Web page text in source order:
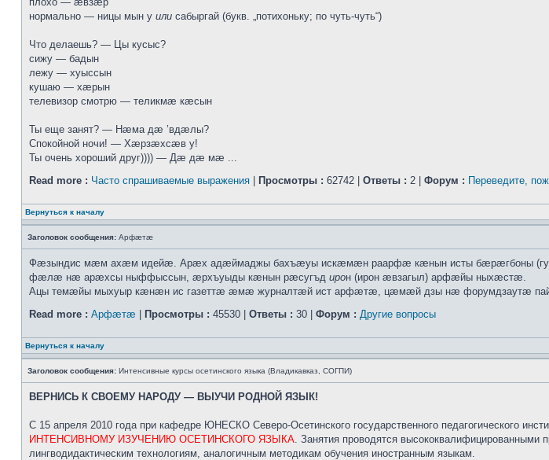
нормально — ницы мын у или сабыргай (букв. „потихоньку; по чуть-чуть“)
Что делаешь? — Цы кусыс?
сижу — бадын
лежу — хуыссын
кушаю — хæрын
телевизор смотрю — теликмæ кæсын
Ты еще занят? — Нæма дæ ’вдæлы?
Спокойной ночи! — Хæрзæхсæв у!
Ты очень хороший друг)))) — Дæ дæ мæ ...
Read more : Часто спрашиваемые выражения Просмотры : 62742 | Ответы : 2 | Форум : Переведите,
Вернуться к началу
Заголовок сообщения: Арфæтæ
Фæзындис мæм ахæм идейæ. Арæх адæймаджы бахъæуы искæмæн раарфæ кæнын исты бæрæгбоны
фæлæ нæ арæхсы ныффыссын, æрхъуыды кæнын рæсугъд ирон (ирон æвзагыл) арфæйы ныхæстæ.
Ацы темæйы мыхуыр кæнæн ис газеттæ æмæ журналтæй ист арфæтæ, цæмæй дзы нæ форумдзаутæ
Read more : Арфæтæ Просмотры : 45530 | Ответы : 30 | Форум : Другие вопросы
Вернуться к началу
Заголовок сообщения: Интенсивные курсы осетинского языка (Владикавказ, СОГПИ)
ВЕРНИСЬ К СВОЕМУ НАРОДУ — ВЫУЧИ РОДНОЙ ЯЗЫК!
С 15 апреля 2010 года при кафедре ЮНЕСКО Северо-Осетинского государственного педагогического
ИНТЕНСИВНОМУ ИЗУЧЕНИЮ ОСЕТИНСКОГО ЯЗЫКА. Занятия проводятся высококвалифицированными
лингводидактическим технологиям, аналогичным методикам обучения иностранным языкам.